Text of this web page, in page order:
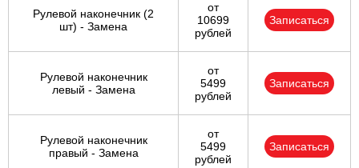
Рулевой наконечник (2
шт) - Замена
от
10699
рублей
Записаться
Рулевой наконечник
левый - Замена
от
5499
рублей
Записаться
Рулевой наконечник
правый - Замена
от
5499
рублей
Записаться